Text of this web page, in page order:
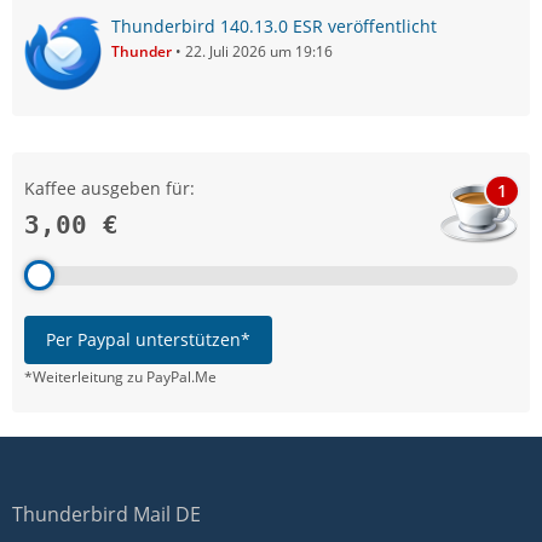
Thunderbird 140.13.0 ESR veröffentlicht
Thunder 22. Juli 2026 um 19:16
Kaffee ausgeben für:
3,00 €
1
Per Paypal unterstützen*
*Weiterleitung zu PayPal.Me
Thunderbird Mail DE